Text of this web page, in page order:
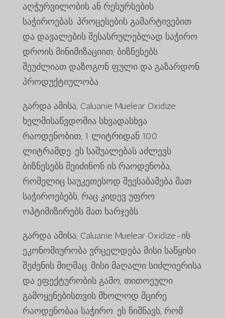
აღჭურვილობის ან რესურსების
საჭიროებას. პროცესების გამარტივებით
და დავალების შესასრულებლად საჭირო
დროის მინიმიზაციით, ბიზნესებს
შეუძლიათ დაზოგონ ფული და გაზარდონ
პროდუქტიულობა.
გარდა ამისა, Caluanie Muelear Oxidize
ხელმისაწვდომია სხვადასხვა
რაოდენობით, 1 ლიტრიდან 100
ლიტრამდე. ეს საშუალებას აძლევს
ბიზნესებს შეიძინონ ის რაოდენობა,
რომელიც საუკეთესოდ შეესაბამება მათ
საჭიროებებს, რაც კიდევ უფრო
ოპტიმიზირებს მათ ხარჯებს.
გარდა ამისა, Caluanie Muelear Oxidize-ის
ეკონომიურობა ვრცელდება მისი საწყისი
შეძენის მიღმაც. მისი მაღალი სიძლიერისა
და ეფექტურობის გამო, თითოეული
გამოყენებისთვის მხოლოდ მცირე
რაოდენობაა საჭირო. ეს ნიშნავს, რომ